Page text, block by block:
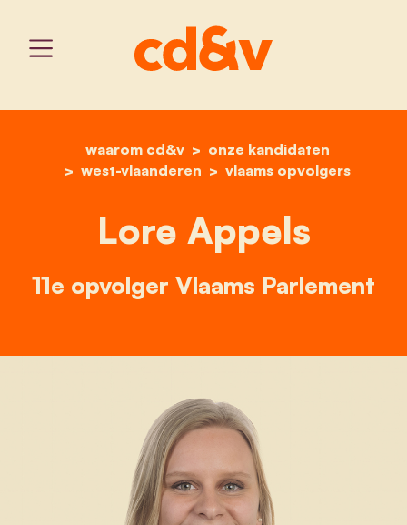
home
waarom cd&v
onze kandidaten
west-vlaanderen
vlaams opvolgers
lore appels
Lore Appels
11e opvolger Vlaams Parlement